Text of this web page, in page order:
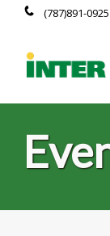
(787)891-